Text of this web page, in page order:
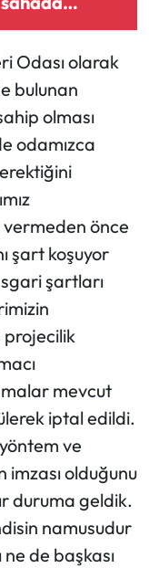
Odası olarak
bulunan
olması
odamızca
önce
şart koşuyor
şartları
projecilik
mevcut
iptal edildi.
ve
olduğunu
duruma geldik.
namusudur
ne de başkası